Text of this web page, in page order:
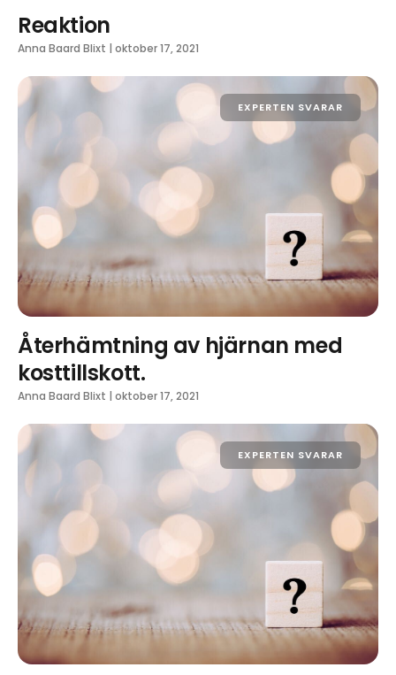
Reaktion
Anna Baard Blixt | oktober 17, 2021
EXPERTEN SVARAR
Återhämtning av hjärnan med
kosttillskott.
Anna Baard Blixt | oktober 17, 2021
EXPERTEN SVARAR